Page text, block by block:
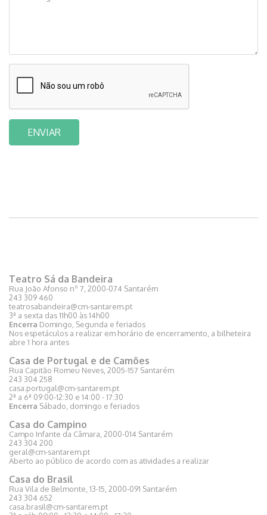
ENVIAR
Teatro Sá da Bandeira
Rua João Afonso nº 7, 2000-074 Santarém
243 309 460
teatrosabandeira@cm-santarem.pt
3ª a sexta das 11h00 às 14h00
Encerra Domingo, Segunda e feriados
Nos espetáculos a realizar em horário de encerramento, a bilheteira
abre 1 hora antes
Casa de Portugal e de Camões
Rua Capitão Romeu Neves, 2005-157 Santarém
243 304 258
casa.portugal@cm-santarem.pt
2ª a 6ª 09:00-12:30 e 14:00 - 17:30
Encerra Sábado, domingo e feriados
Casa do Campino
Campo Infante da Câmara, 2000-014 Santarém
243 304 200
geral@cm-santarem.pt
Aberto ao público de acordo com as atividades a realizar
Casa do Brasil
Rua Vila de Belmonte, 13-15, 2000-091 Santarém
243 304 652
casa.brasil@cm-santarem.pt